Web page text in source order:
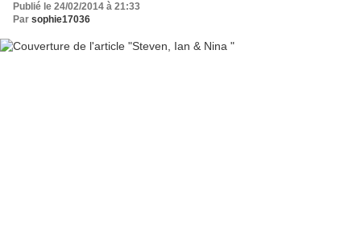
Publié le 24/02/2014 à 21:33
Par sophie17036